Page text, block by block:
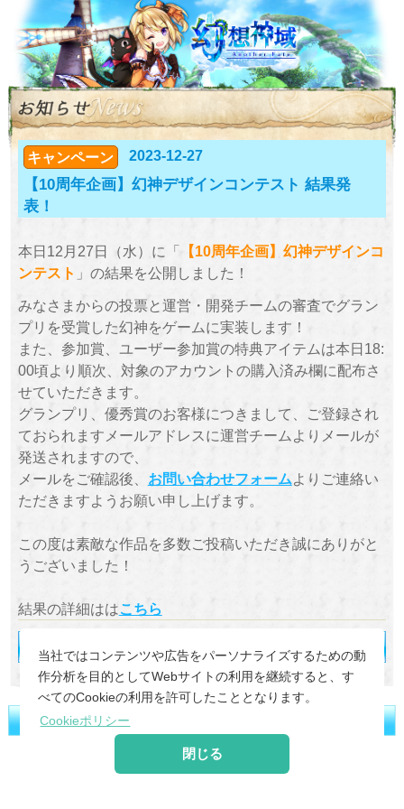
当社ではコンテンツや広告をパーソナライズするための動
作分析を目的としてWebサイトの利用を継続すると、す
べてのCookieの利用を許可したこととなります。
Cookieポリシー
閉じる
キャンペーン 2023-12-27
【10周年企画】幻神デザインコンテスト 結果発
表！
本日12月27日（水）に「 【10周年企画】幻神デザインコ
ンテスト 」の結果を公開しました！
みなさまからの投票と運営・開発チームの審査でグラン
プリを受賞した幻神をゲームに実装します！
また、参加賞、ユーザー参加賞の特典アイテムは本日18:
00頃より順次、対象のアカウントの購入済み欄に配布さ
せていただきます。
グランプリ、優秀賞のお客様につきまして、ご登録され
ておられますメールアドレスに運営チームよりメールが
発送されますので、
メールをご確認後、 お問い合わせフォームよりご連絡い
ただきますようお願い申し上げます。
この度は素敵な作品を多数ご投稿いただき誠にありがと
うございました！
結果の詳細ははこちら
2026 MoonRabbit Corporation.